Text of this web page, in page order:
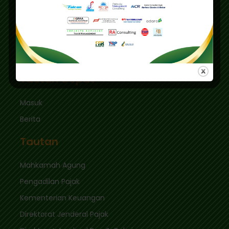
Graha Mas Fatmawati Blok B4-5 Cipete Utara,
Kec. Keb. Baru Jl. Fatmawati Raya
Jakarta Selatan 12410
sekretariat@ikpi.or.id
Tautan Cepat
Masuk
Berita
Tautan
Mahkamah Agung
Pengadilan Pajak
Kementerian Keuangan
Direktorat Jenderal Pajak